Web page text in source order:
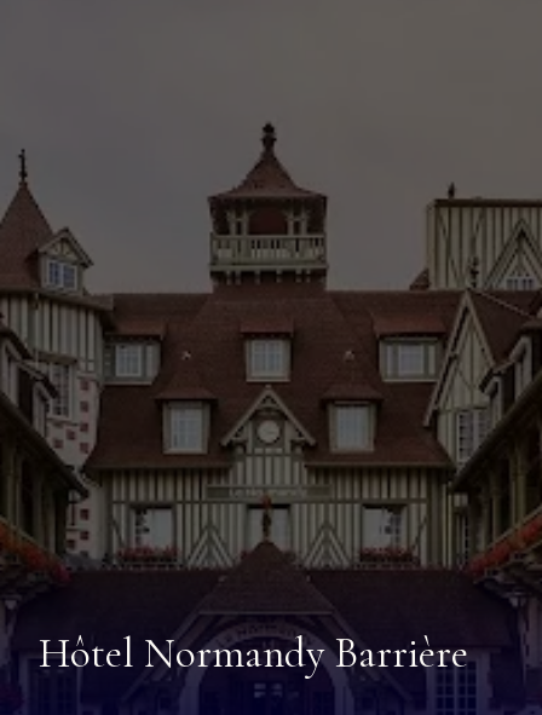
Hôtel Normandy Barrière